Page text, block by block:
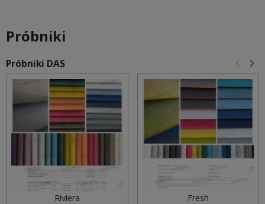
Próbniki
Próbniki DAS keyboard_arrow_left keyboard_arrow_right
Riviera Fresh